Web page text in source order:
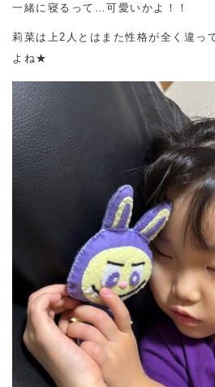
一緒に寝るって…可愛いかよ！！
莉菜は上2人とはまた性格が全く違っ
よね★